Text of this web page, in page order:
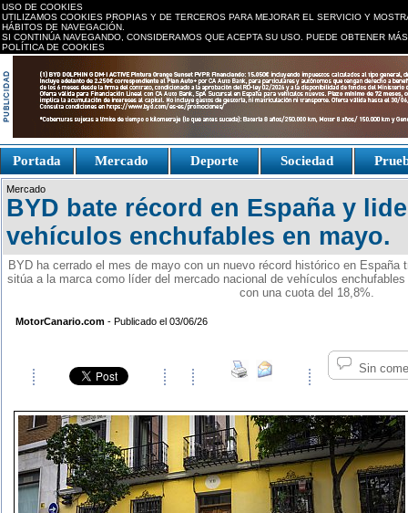
USO DE COOKIES
UTILIZAMOS COOKIES PROPIAS Y DE TERCEROS PARA MEJORAR EL SERVICIO Y
HÁBITOS DE NAVEGACIÓN.
SI CONTINÚA NAVEGANDO, CONSIDERAMOS QUE ACEPTA SU USO. PUEDE OBTENER
POLÍTICA DE COOKIES
Portada Mercado Deporte Sociedad
Fake Watches
replica-
watch.is
Mercado
BYD bate récord en España y
vehículos enchufables en mayo.
BYD ha cerrado el mes de mayo con un nuevo récord histórico en
sitúa a la marca como líder del mercado nacional de vehículos
con una cuota del 18,8%.
MotorCanario.com - Publicado el 03/06/26
Sin